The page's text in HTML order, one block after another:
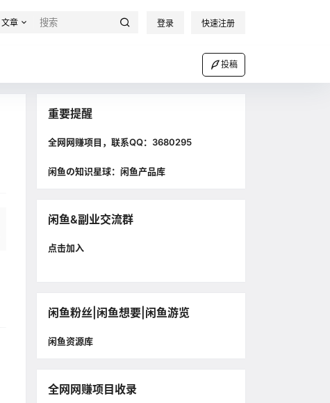
文章 登录 快速注册
投稿
重要提醒
全网网赚项目，联系QQ：3680295
闲鱼の知识星球：闲鱼产品库
闲鱼&副业交流群
点击加入
闲鱼粉丝|闲鱼想要|闲鱼游览
闲鱼资源库
全网网赚项目收录